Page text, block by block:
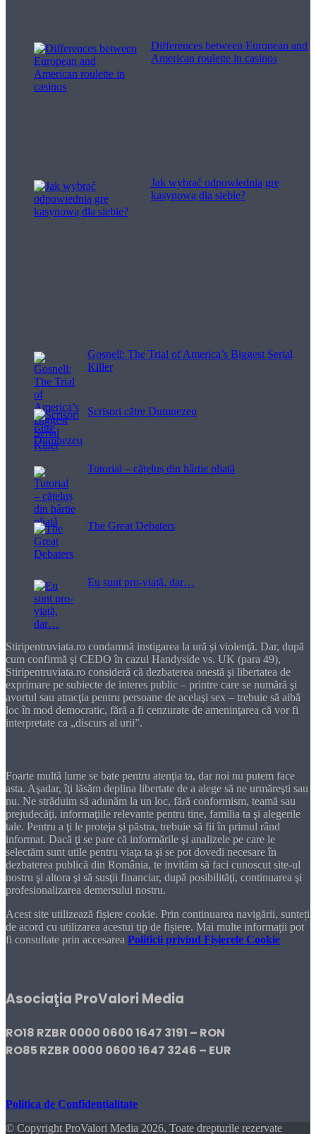
Differences between European and
American roulette in casinos
Jak wybrać odpowiednią grę
kasynową dla siebie?
Gosnell: The Trial of America’s Biggest Serial
Killer
Scrisori către Dumnezeu
Tutorial – cățeluș din hârtie pliată
The Great Debaters
Eu sunt pro-viață, dar…
Stiripentruviata.ro condamnă instigarea la ură şi violenţă. Dar, după
cum confirmă şi CEDO în cazul Handyside vs. UK (para 49),
Stiripentruviata.ro consideră că dezbaterea onestă şi libertatea de
exprimare pe subiecte de interes public – printre care se numără şi
avortul sau atracţia pentru persoane de acelaşi sex – trebuie să aibă
loc în mod democratic, fără a fi cenzurate de ameninţarea că vor fi
interpretate ca „discurs al urii”.
Foarte multă lume se bate pentru atenţia ta, dar noi nu putem face
asta. Aşadar, îţi lăsăm deplina libertate de a alege să ne urmăreşti sau
nu. Ne străduim să adunăm la un loc, fără conformism, teamă sau
prejudecăţi, informaţiile relevante pentru tine, familia ta şi alegerile
tale. Pentru a ţi le proteja şi păstra, trebuie să fii în primul rând
informat. Dacă ţi se pare că informările şi analizele pe care le
selectăm sunt utile pentru viaţa ta şi se pot dovedi necesare în
dezbaterea publică din România, te invităm să faci cunoscut site-ul
nostru şi altora şi să susţii financiar, după posibilităţi, continuarea şi
profesionalizarea demersului nostru.
Acest site utilizează fișiere cookie. Prin continuarea navigării, sunteți
de acord cu utilizarea acestui tip de fișiere. Mai multe informații pot
fi consultate prin accesarea Politicii privind Fișierele Cookie
Asociaţia ProValori Media
RO18 RZBR 0000 0600 1647 3191 – RON
RO85 RZBR 0000 0600 1647 3246 – EUR
Politica de Confidențialitate
© Copyright ProValori Media 2026, Toate drepturile rezervate